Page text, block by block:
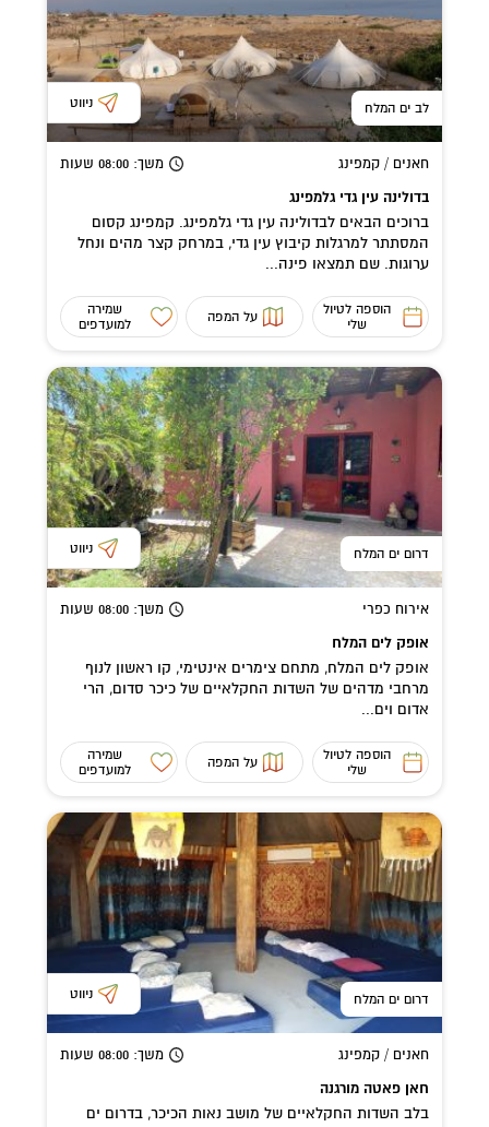
לב ים המלח ניווט
חאנים / קמפינג משך: 08:00 שעות
בדולינה עין גדי גלמפינג
ברוכים הבאים לבדולינה עין גדי גלמפינג. קמפינג קסום
המסתתר למרגלות קיבוץ עין גדי, במרחק קצר מהים ונחל
ערוגות. שם תמצאו פינה...
הוספה לטיול
שלי
על המפה
שמירה
למועדפים
דרום ים המלח ניווט
אירוח כפרי משך: 08:00 שעות
אופק לים המלח
אופק לים המלח, מתחם צימרים אינטימי, קו ראשון לנוף
מרחבי מדהים של השדות החקלאיים של כיכר סדום, הרי
אדום וים...
הוספה לטיול
שלי
על המפה
שמירה
למועדפים
דרום ים המלח ניווט
חאנים / קמפינג משך: 08:00 שעות
חאן פאטה מורגנה
בלב השדות החקלאיים של מושב נאות הכיכר, בדרום ים